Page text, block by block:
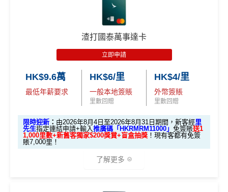
渣打國泰萬事達卡
立即申請
HK$9.6萬
最低年薪要求
HK$6/里
一般本地簽賬
里數回贈
HK$4/里
外幣簽賬
里數回贈
限時迎新 ： 由2026年8月4日至2026年8月31日期間，新客經里
先生指定連結申請+輸入 推廣碼「HKRMRM11000」 免簽賬送1
1,000里數+新舊客獨家$200獎賞+盲盒抽獎 ！現有客都有免簽
賬7,000里！
了解更多